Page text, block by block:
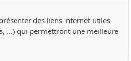
des liens internet utiles
...) qui permettront une meilleure